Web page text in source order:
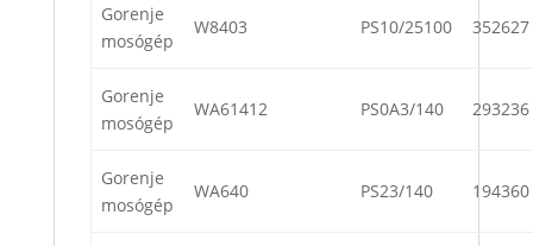
Gorenje
mosógép
W8403 PS10/25100 352627
Gorenje
mosógép
WA61412 PS0A3/140 293236
Gorenje
mosógép
WA640 PS23/140 194360